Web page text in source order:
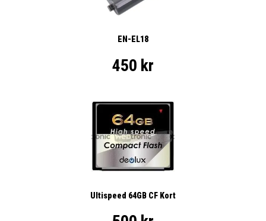
EN-EL18
450 kr
Ultispeed 64GB CF Kort